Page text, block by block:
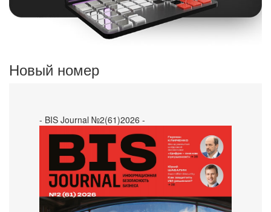
Новый номер
- BIS Journal №2(61)2026 -